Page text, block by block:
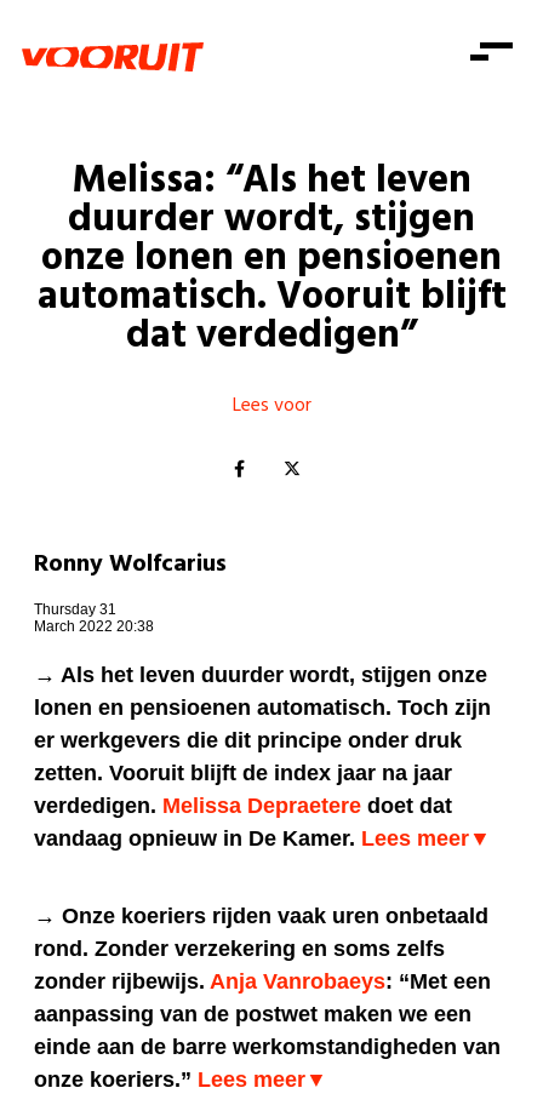
Zorg
Gelijke kansen
Welzijn
Consumentenbescherming
Pensioenen
Onze mensen
Standpunten
Vacatures
Doe mee
Doe mee
Word lid
Mis niets
Shop
Zoeken
Login
Login
Doe mee
Melissa: “Als het leven
duurder wordt, stijgen
onze lonen en pensioenen
automatisch. Vooruit blijft
dat verdedigen”
Lees voor
Ronny Wolfcarius
Thursday 31
March 2022 20:38
→ Als het leven duurder wordt, stijgen onze
lonen en pensioenen automatisch. Toch zijn
er werkgevers die dit principe onder druk
zetten. Vooruit blijft de index jaar na jaar
verdedigen. Melissa Depraetere doet dat
vandaag opnieuw in De Kamer. Lees meer▼
→ Onze koeriers rijden vaak uren onbetaald
rond. Zonder verzekering en soms zelfs
zonder rijbewijs. Anja Vanrobaeys: “Met een
aanpassing van de postwet maken we een
einde aan de barre werkomstandigheden van
onze koeriers.” Lees meer▼